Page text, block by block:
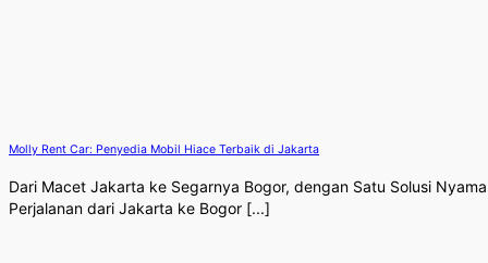
Molly Rent Car: Penyedia Mobil Hiace Terbaik di Jakarta
Dari Macet Jakarta ke Segarnya Bogor, dengan Satu Solusi
Perjalanan dari Jakarta ke Bogor [...]